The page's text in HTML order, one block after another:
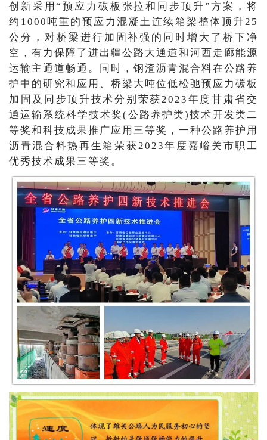
创新采用“预应力碳板张拉和同步顶升”方案，将
约1000吨重的预应力混凝土连续箱梁整体顶升25
公分，对桥梁进行加固补强的同时增大了桥下净
空，有力保障了进出疆公路大通道和河西走廊能源
运输主通道畅通。同时，钢渣沥青混合料在公路养
护中的研究和应用、桥梁大吨位低松弛预应力碳板
加固及同步顶升技术分别荣获2023年度甘肃省交
通运输系统科学技术奖(公路养护类)技术开发类二
等奖和科技成果推广应用三等奖，一种公路养护用
沥青混合料热再生箱荣获2023年度嘉峪关市职工
优秀技术成果三等奖。